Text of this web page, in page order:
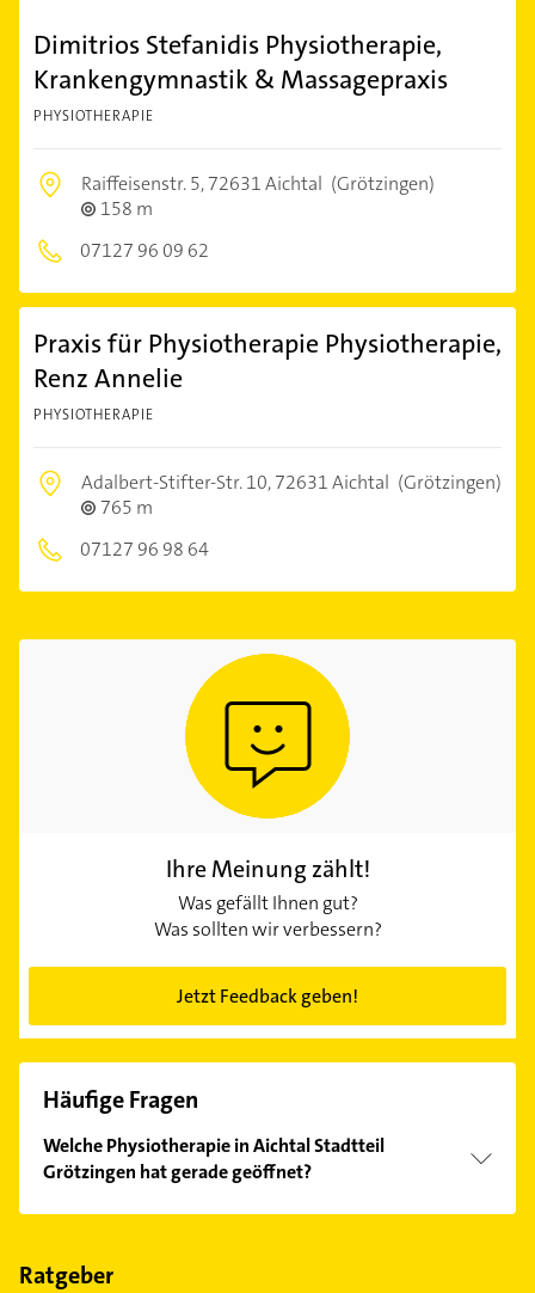
Dimitrios Stefanidis Physiotherapie,
Krankengymnastik & Massagepraxis
PHYSIOTHERAPIE
Raiffeisenstr. 5,72631 Aichtal (Grötzingen)
158 m
07127 96 09 62
Praxis für Physiotherapie Physiotherapie,
Renz Annelie
PHYSIOTHERAPIE
Adalbert-Stifter-Str. 10,72631 Aichtal (Grötzingen)
765 m
07127 96 98 64
Ihre Meinung zählt!
Was gefällt Ihnen gut?
Was sollten wir verbessern?
Jetzt Feedback geben!
Häufige Fragen
Welche Physiotherapie in Aichtal Stadtteil
Grötzingen hat gerade geöffnet?
Im Anbieter-Bereich finden Sie alleÖffnungszeiten.
Feiertagen abweichen können.
Ratgeber